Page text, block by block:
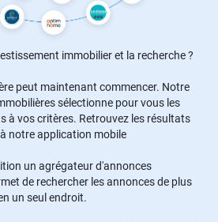
immobilier et la recherche ?
peut maintenant commencer. Notre
sélectionne pour vous les
à vos critères. Retrouvez les résultats
notre application mobile
un agrégateur d'annonces
de rechercher les annonces de plus
un seul endroit.